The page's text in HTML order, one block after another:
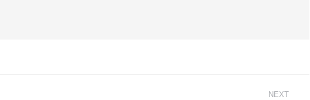
NEXT